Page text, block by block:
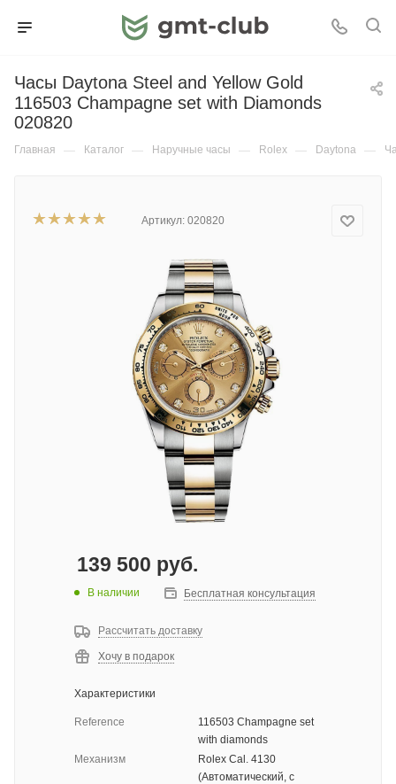
Часы Daytona Steel and Yellow Gold
116503 Champagne set with Diamonds
020820
Главная — Каталог — Наручные часы — Rolex — Daytona —
Артикул: 020820
139 500 руб.
В наличии Бесплатная консультация
Рассчитать доставку
Хочу в подарок
Характеристики
Reference
116503 Champagne set
with diamonds
Механизм
Rolex Cal. 4130
(Автоматический, с